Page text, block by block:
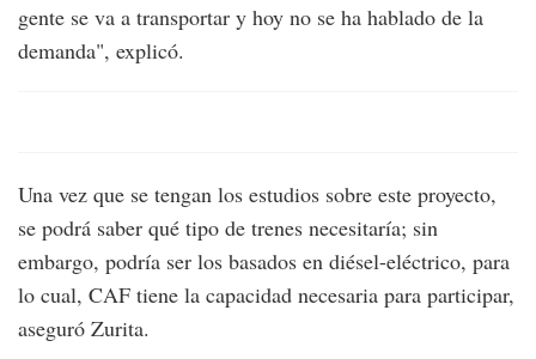
gente se va a transportar y hoy no se ha hablado de la
demanda", explicó.
Una vez que se tengan los estudios sobre este proyecto,
se podrá saber qué tipo de trenes necesitaría; sin
embargo, podría ser los basados en diésel-eléctrico, para
lo cual, CAF tiene la capacidad necesaria para participar,
aseguró Zurita.